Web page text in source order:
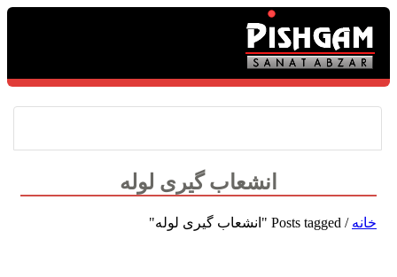
انشعاب گیری لوله
خانه / Posts tagged "انشعاب گیری لوله"